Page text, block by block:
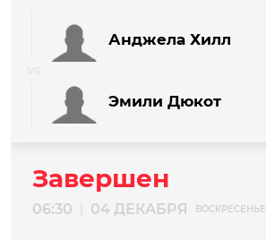
Анджела Хилл
Эмили Дюкот
Завершен
06:30 04 ДЕКАБРЯ ВОСКРЕСЕНЬЕ